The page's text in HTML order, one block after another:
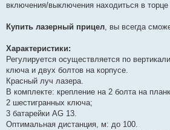
включения/выключения находиться в торце
Купить лазерный прицел, вы всегда
Характеристики:
Регулируется осуществляется по
ключа и двух болтов на корпусе.
Красный луч лазера.
В комплекте: крепление на 2 болта на
2 шестигранных ключа;
3 батарейки AG 13.
Оптимальная дистанция, м: до 100.